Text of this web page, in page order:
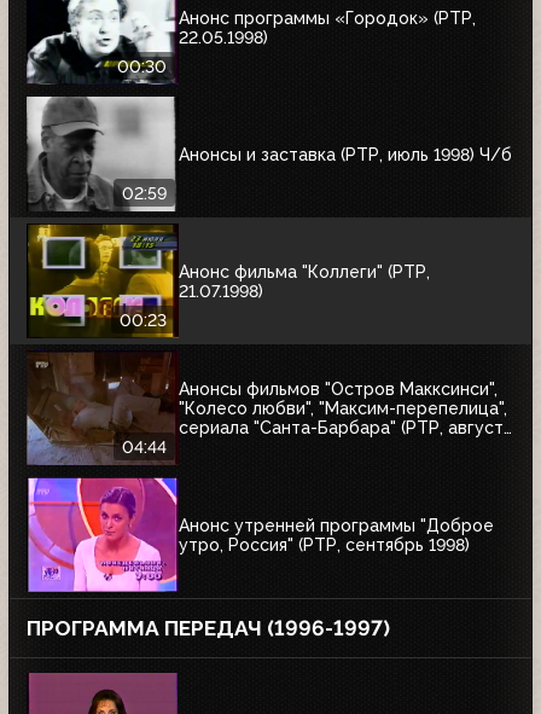
00:30
Анонс программы «Городок» (РТР,
22.05.1998)
02:59
Анонсы и заставка (РТР, июль 1998) Ч/б
00:23
Анонс фильма "Коллеги" (РТР,
21.07.1998)
04:44
Анонсы фильмов "Остров Макксинси",
"Колесо любви", "Максим-перепелица",
сериала "Санта-Барбара" (РТР, август
Анонс утренней программы "Доброе
утро, Россия" (РТР, сентябрь 1998)
ПРОГРАММА ПЕРЕДАЧ (1996-1997)